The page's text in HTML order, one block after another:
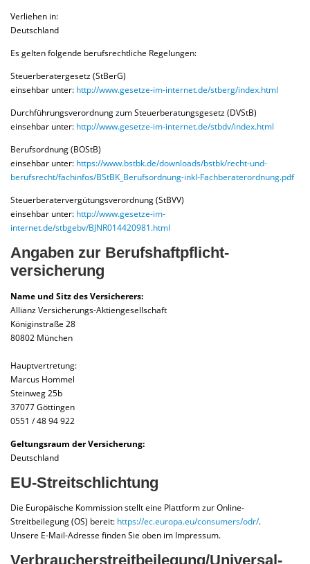
Verliehen in:
Deutschland
Es gelten folgende berufsrechtliche Regelungen:
Steuerberatergesetz (StBerG)
einsehbar unter: http://www.gesetze-im-internet.de/stberg/index.html
Durchführungsverordnung zum Steuerberatungsgesetz (DVStB)
einsehbar unter: http://www.gesetze-im-internet.de/stbdv/index.html
Berufsordnung (BOStB)
einsehbar unter: https://www.bstbk.de/downloads/bstbk/recht-und-
berufsrecht/fachinfos/BStBK_Berufsordnung-inkl-Fachberaterordnung.pdf
Steuerberatervergütungsverordnung (StBVV)
einsehbar unter: http://www.gesetze-im-
internet.de/stbgebv/BJNR014420981.html
Angaben zur Berufs­haftpflicht­
versicherung
Name und Sitz des Versicherers:
Allianz Versicherungs-Aktiengesellschaft
Königinstraße 28
80802 München
Hauptvertretung:
Marcus Hommel
Steinweg 25b
37077 Göttingen
0551 / 48 94 922
Geltungsraum der Versicherung:
Deutschland
EU-Streitschlichtung
Die Europäische Kommission stellt eine Plattform zur Online-
Streitbeilegung (OS) bereit: https://ec.europa.eu/consumers/odr/.
Unsere E-Mail-Adresse finden Sie oben im Impressum.
Verbraucher­streit­beilegung/Universal­